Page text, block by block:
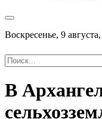
Воскресенье, 9
В